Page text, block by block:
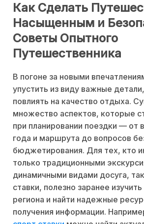
Как Сделать
Насыщенным и
Советы Опытного
Путешественника
В погоне за новыми
упустить из виду важные
повлиять на качество отдыха.
множество аспектов, которые
при планировании поездки — от
года и маршрута до вопросов
бюджетирования. Для тех, кто
только традиционными
динамичными видами досуга,
ставки, полезно заранее
региона и найти надежные
получения информации.